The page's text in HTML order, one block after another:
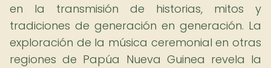
en la transmisión de historias, mitos y
tradiciones de generación en generación. La
exploración de la música ceremonial en otras
regiones de Papúa Nueva Guinea revela la